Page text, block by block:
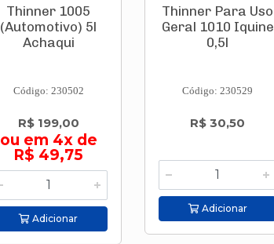
Thinner 1005
(Automotivo) 5l
Achaqui
Código: 230502
R$ 199,00
ou em 4x de
R$ 49,75
Adicionar
Thinner Para Uso
Geral 1010 Iquine
0,5l
Código: 230529
R$ 30,50
Adicionar